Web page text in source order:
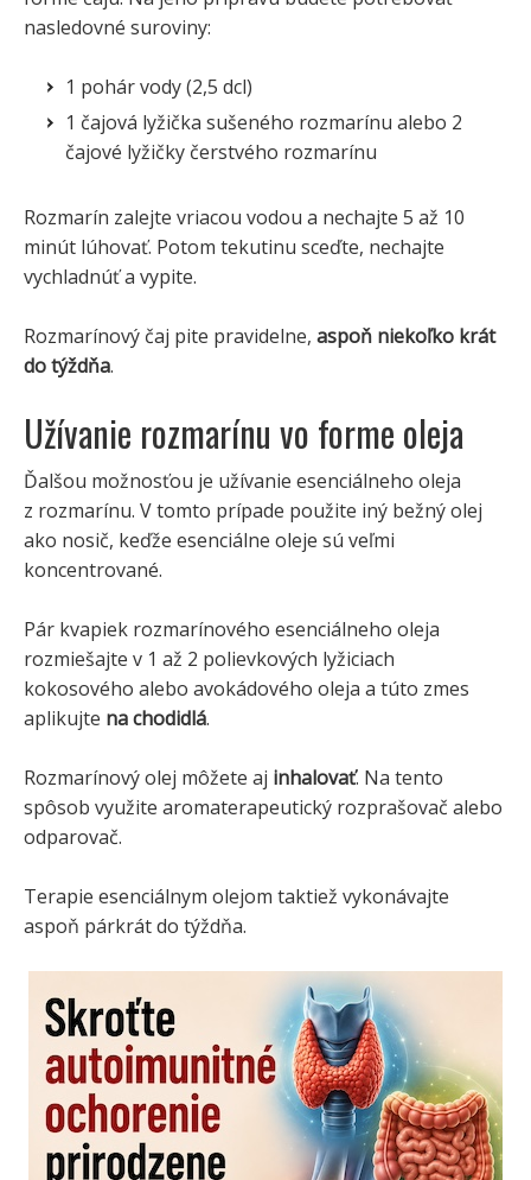
nasledovné suroviny:
1 pohár vody (2,5 dcl)
1 čajová lyžička sušeného rozmarínu alebo 2
čajové lyžičky čerstvého rozmarínu
Rozmarín zalejte vriacou vodou a nechajte 5 až 10
minút lúhovať. Potom tekutinu sceďte, nechajte
vychladnúť a vypite.
Rozmarínový čaj pite pravidelne, aspoň niekoľko krát
do týždňa.
Užívanie rozmarínu vo forme oleja
Ďalšou možnosťou je užívanie esenciálneho oleja
z rozmarínu. V tomto prípade použite iný bežný olej
ako nosič, keďže esenciálne oleje sú veľmi
koncentrované.
Pár kvapiek rozmarínového esenciálneho oleja
rozmiešajte v 1 až 2 polievkových lyžiciach
kokosového alebo avokádového oleja a túto zmes
aplikujte na chodidlá.
Rozmarínový olej môžete aj inhalovať. Na tento
spôsob využite aromaterapeutický rozprašovač alebo
odparovač.
Terapie esenciálnym olejom taktiež vykonávajte
aspoň párkrát do týždňa.